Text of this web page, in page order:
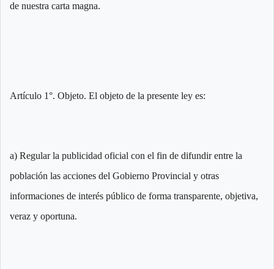
de nuestra carta magna.
Artículo 1°. Objeto. El objeto de la presente ley es:
a) Regular la publicidad oficial con el fin de difundir entre la
población las acciones del Gobierno Provincial y otras
informaciones de interés público de forma transparente, objetiva,
veraz y oportuna.